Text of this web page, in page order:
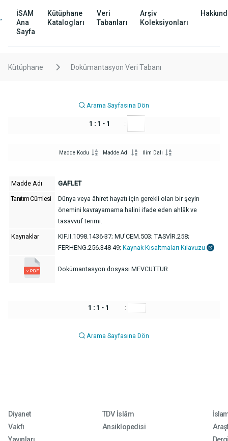
İSAM
Ana
Sayfa
Kütüphane
Katalogları
Veri
Tabanları
Arşiv
Koleksiyonları
Kütüphane Dokümantasyon Veri Tabanı
Arama Sayfasına Dön
1 : 1 - 1 :
Madde Kodu Madde Adı İlim Dalı
Madde Adı
GAFLET
Tanıtım Cümlesi
Dünya veya âhiret hayatı için gerekli olan bir şeyin
önemini kavrayamama halini ifade eden ahlâk ve
tasavvuf terimi.
Kaynaklar
KIF.II.1098.1436-37; MU'CEM.503; TASVİR.258;
FERHENG.256.348-49; Kaynak Kısaltmaları Kılavuzu
Dokümantasyon dosyası MEVCUTTUR
1 : 1 - 1 :
Arama Sayfasına Dön
Diyanet
Vakfı
TDV İslâm
Ansiklopedisi